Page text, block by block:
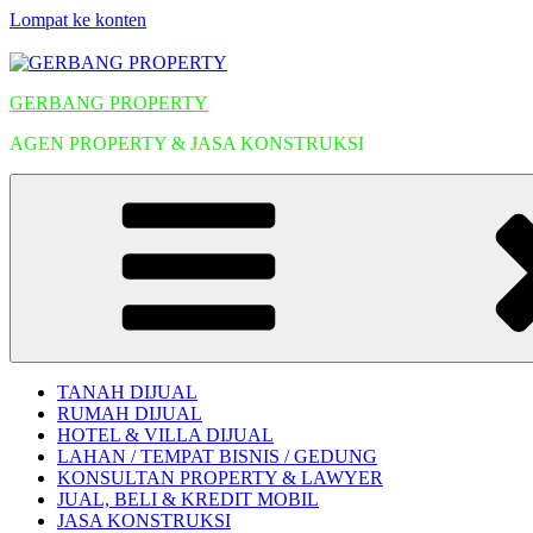
Lompat ke konten
GERBANG PROPERTY
AGEN PROPERTY & JASA KONSTRUKSI
TANAH DIJUAL
RUMAH DIJUAL
HOTEL & VILLA DIJUAL
LAHAN / TEMPAT BISNIS / GEDUNG
KONSULTAN PROPERTY & LAWYER
JUAL, BELI & KREDIT MOBIL
JASA KONSTRUKSI